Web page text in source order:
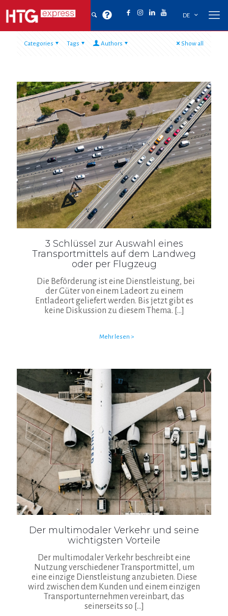
DE
Categories Tags Authors Show all
3 Schlüssel zur Auswahl eines
Transportmittels auf dem Landweg
oder per Flugzeug
Die Beförderung ist eine Dienstleistung, bei
der Güter von einem Ladeort zu einem
Entladeort geliefert werden. Bis jetzt gibt es
keine Diskussion zu diesem Thema. […]
Mehr lesen >
Der multimodaler Verkehr und seine
wichtigsten Vorteile
Der multimodaler Verkehr beschreibt eine
Nutzung verschiedener Transportmittel, um
eine einzige Dienstleistung anzubieten. Diese
wird zwischen dem Kunden und einem einzigen
Transportunternehmen vereinbart, das
seinerseits so […]